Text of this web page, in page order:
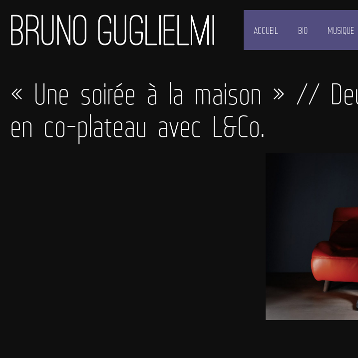
ACCUEIL BIO MUSIQUE
« Une soirée à la maison » //
en co-plateau avec L&Co.